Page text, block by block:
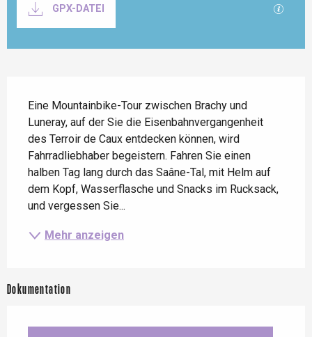
GPX-DATEI Mit
Eine Mountainbike-Tour zwischen Brachy und
Luneray, auf der Sie die Eisenbahnvergangenheit
des Terroir de Caux entdecken können, wird
Fahrradliebhaber begeistern. Fahren Sie einen
halben Tag lang durch das Saâne-Tal, mit Helm auf
dem Kopf, Wasserflasche und Snacks im Rucksack,
und vergessen Sie...
Mehr anzeigen
Dokumentation